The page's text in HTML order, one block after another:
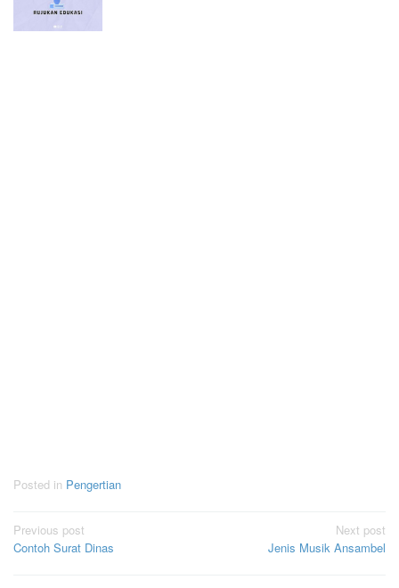
Posted in Pengertian
Post
navigation
Previous post
Contoh Surat Dinas
Next post
Jenis Musik Ansambel